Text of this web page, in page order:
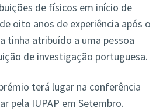
de físicos em início de
oito anos de experiência após o
tinha atribuído a uma pessoa
de investigação portuguesa.
terá lugar na conferência
pela IUPAP em Setembro.